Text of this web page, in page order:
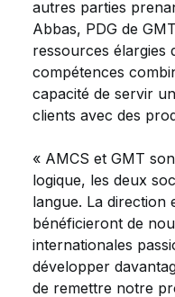
autres parties
Abbas, PDG de
ressources élargies
compétences
capacité de servir
clients avec des
« AMCS et GMT
logique, les deux
langue. La direction
bénéficieront de
internationales
développer
de remettre notre